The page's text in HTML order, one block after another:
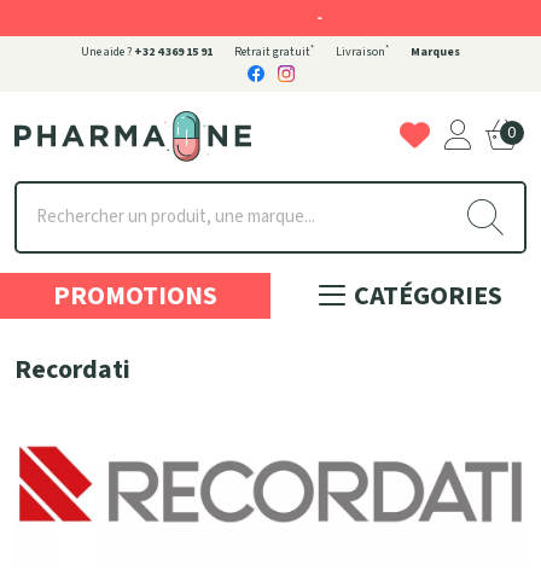
Une aide ? +32 4 369 15 91 Retrait gratuit* Livraison* Marques
Pharmaone Votre pharmacie en ligne à votre service
0
PROMOTIONS CATÉGORIES
Recordati